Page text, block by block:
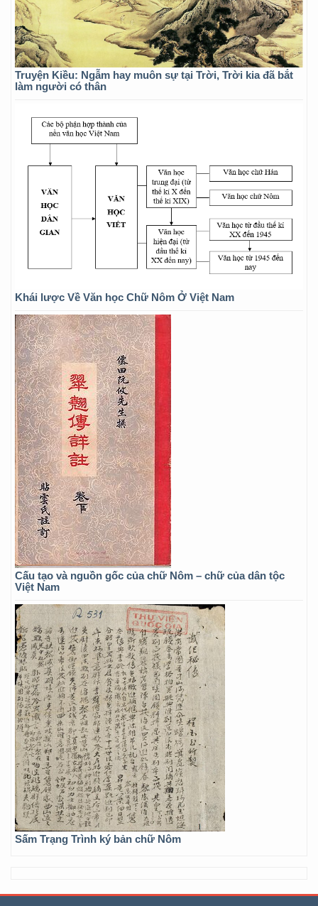
Truyện Kiều: Ngẫm hay muôn sự tại Trời, Trời kia đã bắt
làm người có thân
Khái lược Về Văn học Chữ Nôm Ở Việt Nam
Cấu tạo và nguồn gốc của chữ Nôm – chữ của dân tộc
Việt Nam
Sấm Trạng Trình ký bản chữ Nôm